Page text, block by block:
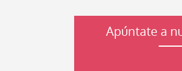
Apúntate a